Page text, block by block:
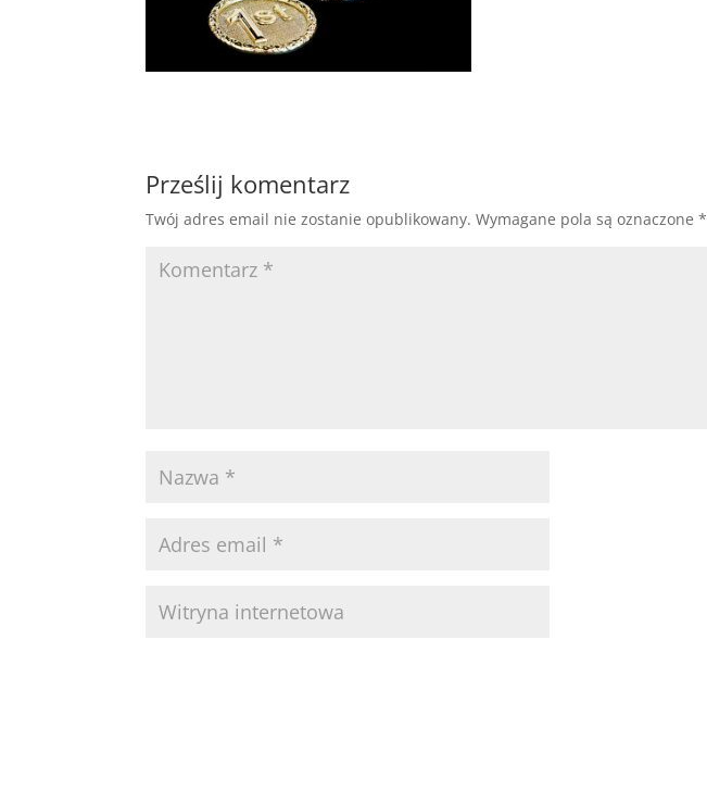
Prześlij komentarz
Twój adres email nie zostanie opublikowany. Wymagane pola są oznaczone*